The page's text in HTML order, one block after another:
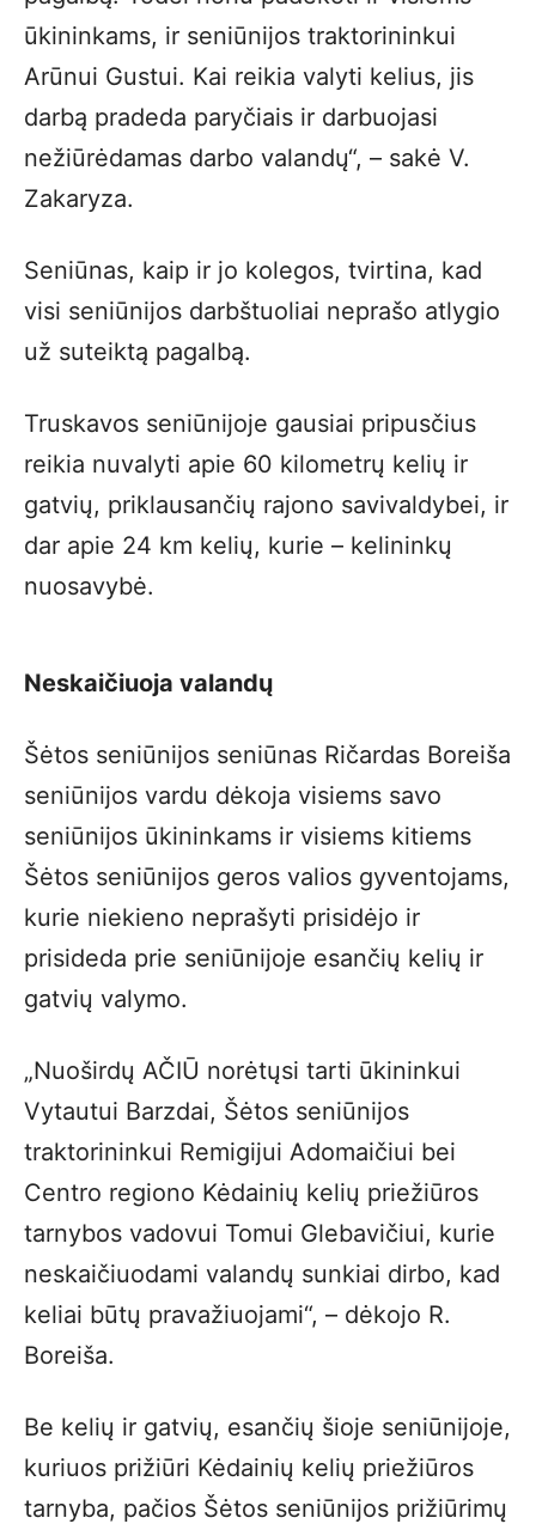
ūkininkams, ir seniūnijos traktorininkui
Arūnui Gustui. Kai reikia valyti kelius, jis
darbą pradeda paryčiais ir darbuojasi
nežiūrėdamas darbo valandų“, – sakė V.
Zakaryza.
Seniūnas, kaip ir jo kolegos, tvirtina, kad
visi seniūnijos darbštuoliai neprašo atlygio
už suteiktą pagalbą.
Truskavos seniūnijoje gausiai pripusčius
reikia nuvalyti apie 60 kilometrų kelių ir
gatvių, priklausančių rajono savivaldybei, ir
dar apie 24 km kelių, kurie – kelininkų
nuosavybė.
Neskaičiuoja valandų
Šėtos seniūnijos seniūnas Ričardas Boreiša
seniūnijos vardu dėkoja visiems savo
seniūnijos ūkininkams ir visiems kitiems
Šėtos seniūnijos geros valios gyventojams,
kurie niekieno neprašyti prisidėjo ir
prisideda prie seniūnijoje esančių kelių ir
gatvių valymo.
„Nuoširdų AČIŪ norėtųsi tarti ūkininkui
Vytautui Barzdai, Šėtos seniūnijos
traktorininkui Remigijui Adomaičiui bei
Centro regiono Kėdainių kelių priežiūros
tarnybos vadovui Tomui Glebavičiui, kurie
neskaičiuodami valandų sunkiai dirbo, kad
keliai būtų pravažiuojami“, – dėkojo R.
Boreiša.
Be kelių ir gatvių, esančių šioje seniūnijoje,
kuriuos prižiūri Kėdainių kelių priežiūros
tarnyba, pačios Šėtos seniūnijos prižiūrimų